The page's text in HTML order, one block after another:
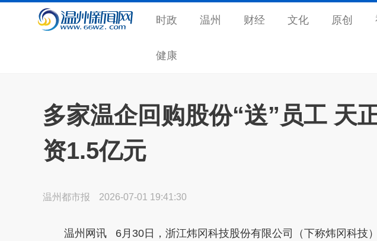
时政 温州 财经 文化 原创
健康
多家温企回购股份“送”员工 天
资1.5亿元
温州都市报 2026-07-01 19:41:30
温州网讯 6月30日，浙江炜冈科技股份有限公司（下称炜冈科技）